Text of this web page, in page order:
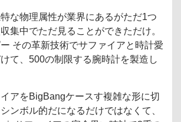
な物理属性が業界にあるがただ1つ
集中でただ見ることができただけ。
その革新技術でサファイアと時計愛
て、500の制限する腕時計を製造し
アをBigBangケースす複雑な形に切
ンボル的だになるだけではなくて、